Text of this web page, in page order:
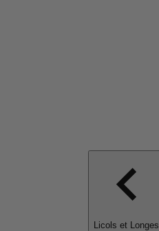
Licols et Longes